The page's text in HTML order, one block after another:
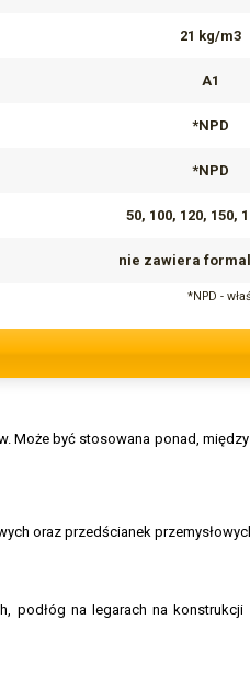
21 kg/m3
A1
*NPD
*NPD
50, 100, 120, 150,
nie zawiera
*NPD -
Może być stosowana ponad,
oraz przedścianek
podłóg na legarach na konstrukcji